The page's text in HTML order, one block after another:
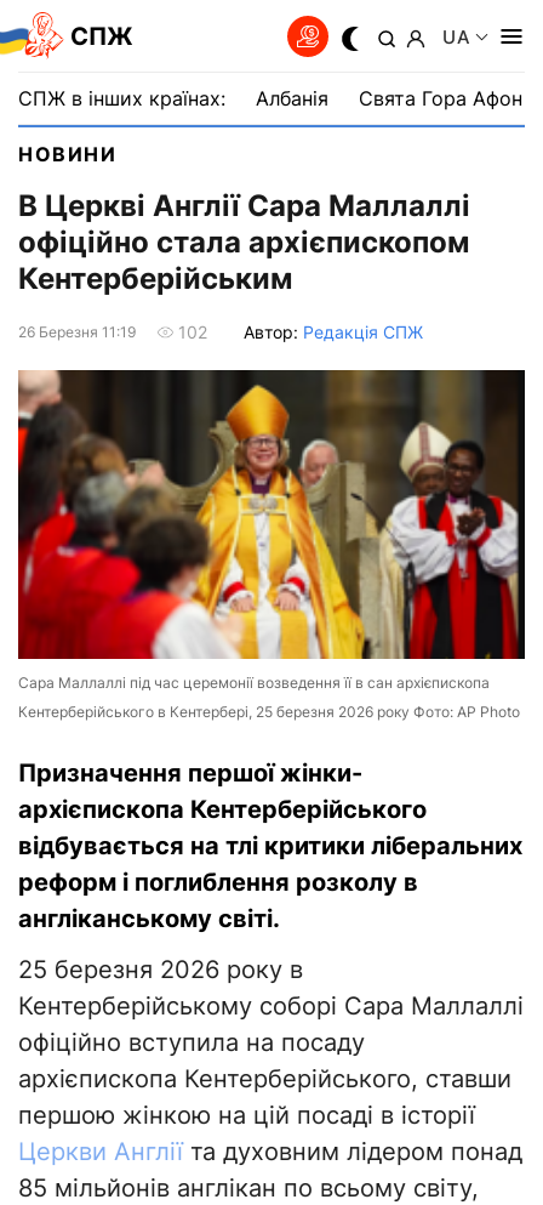
СПЖ UA
СПЖ в інших країнах: Албанія Свята Гора Афон
НОВИНИ
В Церкві Англії Сара Маллаллі
офіційно стала архієпископом
Кентерберійським
26 Березня 11:19 102 Автор: Редакція СПЖ
Сара Маллаллі під час церемонії возведення її в сан архієпископа
Кентерберійського в Кентербері, 25 березня 2026 року Фото: AP Photo
Призначення першої жінки-
архієпископа Кентерберійського
відбувається на тлі критики ліберальних
реформ і поглиблення розколу в
англіканському світі.
25 березня 2026 року в
Кентерберійському соборі Сара Маллаллі
офіційно вступила на посаду
архієпископа Кентерберійського, ставши
першою жінкою на цій посаді в історії
Церкви Англіїта духовним лідером понад
85 мільйонів англікан по всьому світу,